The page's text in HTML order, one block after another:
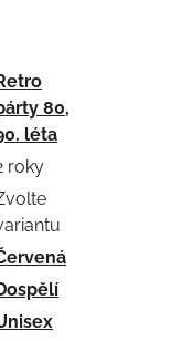
80,
léta
roky